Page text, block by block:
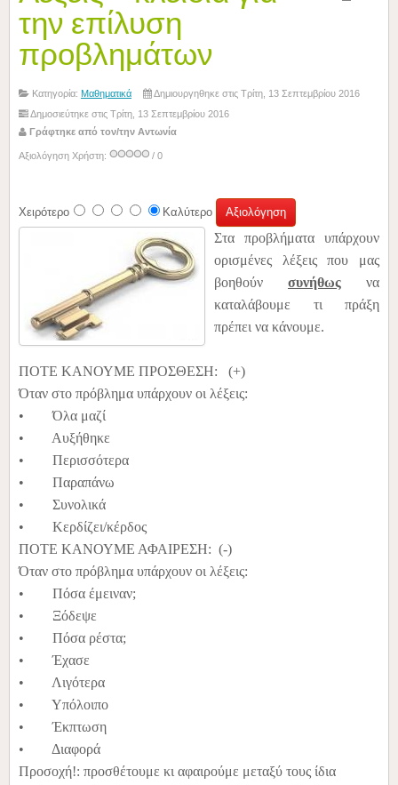
την επίλυση
προβλημάτων
Κατηγορία: Μαθηματικά
Δημιουργηθηκε στις Τρίτη, 13 Σεπτεμβρίου 2016
Δημοσιεύτηκε στις Τρίτη, 13 Σεπτεμβρίου 2016
Γράφτηκε από τον/την Αντωνία
Αξιολόγηση Χρήστη: / 0
Χειρότερο Καλύτερο
Στα προβλήματα υπάρχουν
ορισμένες λέξεις που μας
βοηθούν συνήθως να
καταλάβουμε τι πράξη
πρέπει να κάνουμε.
ΠΟΤΕ ΚΑΝΟΥΜΕ ΠΡΟΣΘΕΣΗ: (+)
Όταν στο πρόβλημα υπάρχουν οι λέξεις:
• Όλα μαζί
• Αυξήθηκε
• Περισσότερα
• Παραπάνω
• Συνολικά
• Κερδίζει/κέρδος
ΠΟΤΕ ΚΑΝΟΥΜΕ ΑΦΑΙΡΕΣΗ: (-)
Όταν στο πρόβλημα υπάρχουν οι λέξεις:
• Πόσα έμειναν;
• Ξόδεψε
• Πόσα ρέστα;
• Έχασε
• Λιγότερα
• Υπόλοιπο
• Έκπτωση
• Διαφορά
Προσοχή!: προσθέτουμε κι αφαιρούμε μεταξύ τους ίδια